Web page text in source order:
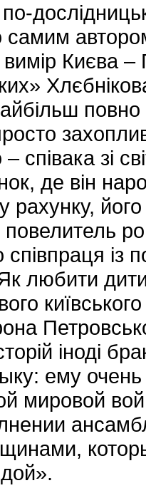
самим
Києва –
повно
– співака зі
де він
рахунку,
співпраця
любити
іноді
ему
мировой